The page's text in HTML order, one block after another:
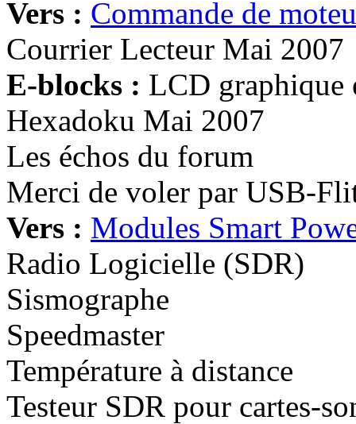
Vers : Commande de
Courrier Lecteur Mai 2007
E-blocks : LCD graphique
Hexadoku Mai 2007
Les échos du forum
Merci de voler par USB-
Vers : Modules Smart
Radio Logicielle (SDR)
Sismographe
Speedmaster
Température à distance
Testeur SDR pour cartes-